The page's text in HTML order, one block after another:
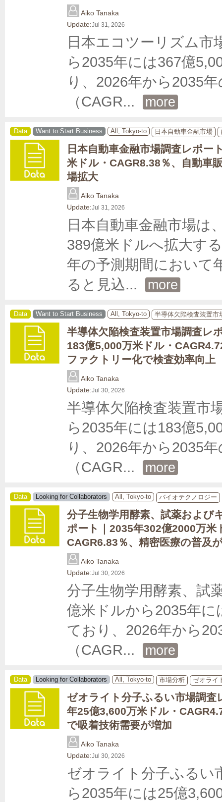
Aiko Tanaka
Update:Jul 31, 2026
日本エコツーリズム市
ら2035年には367億
り、2026年から2035
（CAGR... more
Data Want to Start Business All, Tokyo-to 日本自動車金融市場
日本自動車金融市場調査レポー
米ドル・CAGR8.38％、自動車
場拡大
Aiko Tanaka
Update:Jul 31, 2026
日本自動車金融市場は
389億米ドルへ拡大す
年の予測期間において
ると見込... more
Data Want to Start Business All, Tokyo-to 半導体欠陥検査装置市
半導体欠陥検査装置市場調査レ
183億5,000万米ドル・
ファクトリー化で検査効率向上
Aiko Tanaka
Update:Jul 30, 2026
半導体欠陥検査装置市
ら2035年には183億
り、2026年から2035
（CAGR... more
Data Looking for Collaborators All, Tokyo-to バイオテクノロジー
分子生物学用酵素、試薬および
ポート｜2035年302億2000万米
CAGR6.83％、精密医療の普及
Aiko Tanaka
Update:Jul 30, 2026
分子生物学用酵素、試
億米ドルから2035年
ており、2026年から
（CAGR... more
Data Looking for Collaborators All, Tokyo-to 市場分析 ゼオライ
ゼオライト分子ふるい市場調査
年25億3,600万米ドル・
で吸着技術需要が増加
Aiko Tanaka
Update:Jul 30, 2026
ゼオライト分子ふるい
ら2035年には25億